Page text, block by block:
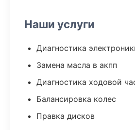
Наши услуги
Диагностика
Замена масла в акпп
Диагностика ходовой
Балансировка колес
Правка дисков